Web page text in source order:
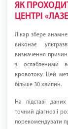
ЯК
ЦЕНТРІ
Лікар збере
виконає
визначення
з ослабленими
кровотоку. Цей
більше 30 хвилин.
На підставі
точний діагноз і
порекомендувати